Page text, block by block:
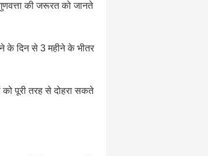
की जरूरत को जानते
के दिन से 3 महीने के भीतर
को पूरी तरह से दोहरा सकते